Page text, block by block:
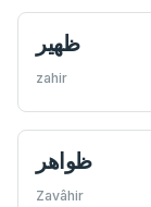
ظهير
zahir
ظواهر
Zavâhir